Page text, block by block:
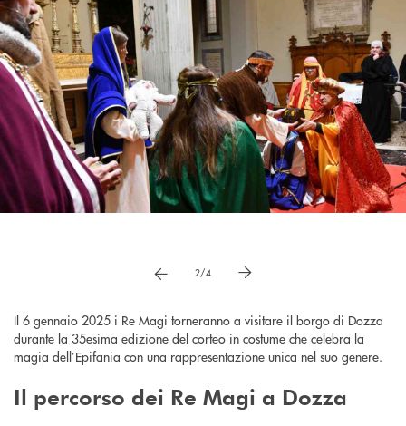
vai a immagne precedente
2/4 vai a immagine successiva
Il 6 gennaio 2025 i Re Magi torneranno a visitare il borgo di Dozza
durante la 35esima edizione del corteo in costume che celebra la
magia dell’Epifania con una rappresentazione unica nel suo genere.
Il percorso dei Re Magi a Dozza